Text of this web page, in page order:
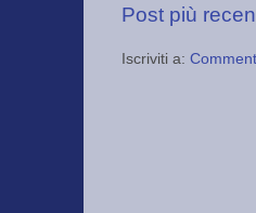
Post più
Iscriviti a: